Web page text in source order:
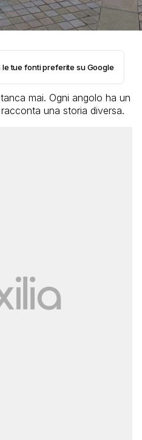
tue fonti preferite su Google
mai. Ogni angolo ha un
una storia diversa.